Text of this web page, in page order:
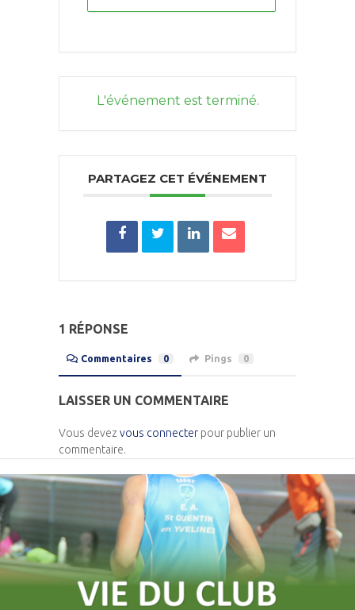
L'événement est terminé.
PARTAGEZ CET ÉVÉNEMENT
1 RÉPONSE
Commentaires 0 Pings 0
LAISSER UN COMMENTAIRE
Vous devez vous connecter pour publier un
commentaire.